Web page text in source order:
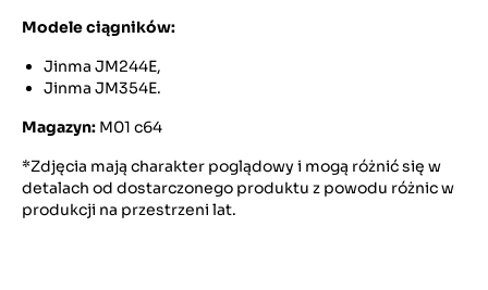
Modele ciągników:
Jinma JM244E,
Jinma JM354E.
Magazyn: M01 c64
*Zdjęcia mają charakter poglądowy i mogą różnić się w
detalach od dostarczonego produktu z powodu różnic w
produkcji na przestrzeni lat.